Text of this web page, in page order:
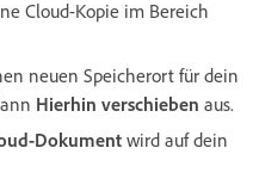
Cloud-Kopie im Bereich
neuen Speicherort für dein
Hierhin verschieben aus.
Dokument wird auf dein